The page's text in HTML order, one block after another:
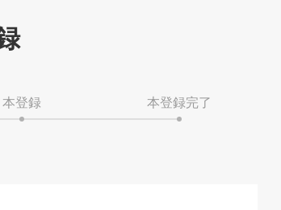
本登録 本登録完了